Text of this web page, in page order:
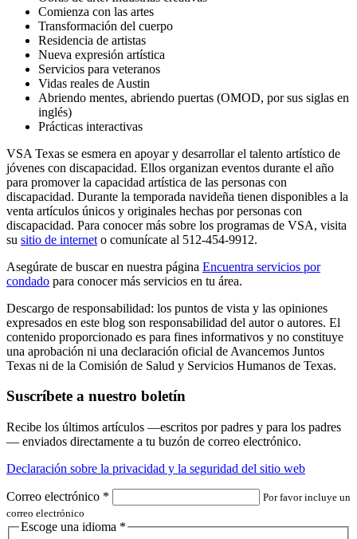
Comienza con las artes
Transformación del cuerpo
Residencia de artistas
Nueva expresión artística
Servicios para veteranos
Vidas reales de Austin
Abriendo mentes, abriendo puertas (OMOD, por sus siglas en
inglés)
Prácticas interactivas
VSA Texas se esmera en apoyar y desarrollar el talento artístico de
jóvenes con discapacidad. Ellos organizan eventos durante el año
para promover la capacidad artística de las personas con
discapacidad. Durante la temporada navideña tienen disponibles a la
venta artículos únicos y originales hechas por personas con
discapacidad. Para conocer más sobre los programas de VSA, visita
su sitio de internet o comunícate al 512-454-9912.
Asegúrate de buscar en nuestra página Encuentra servicios por
condado para conocer más servicios en tu área.
Descargo de responsabilidad: los puntos de vista y las opiniones
expresados en este blog son responsabilidad del autor o autores. El
contenido proporcionado es para fines informativos y no constituye
una aprobación ni una declaración oficial de Avancemos Juntos
Texas ni de la Comisión de Salud y Servicios Humanos de Texas.
Suscríbete a nuestro boletín
Recibe los últimos artículos —escritos por padres y para los padres
— enviados directamente a tu buzón de correo electrónico.
Declaración sobre la privacidad y la seguridad del sitio web
Correo electrónico *
Por favor incluye un
correo electrónico
Escoge una idioma *